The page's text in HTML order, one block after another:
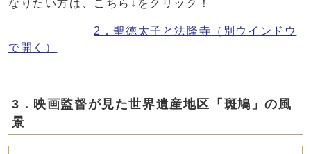
なりたい方は、こちら↓をクリック！
2．聖徳太子と法隆寺 （別ウインドウ
で開く）
3．映画監督が見た世界遺産地区「斑鳩」の風
景